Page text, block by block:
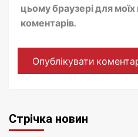
цьому браузері для
коментарів.
Стрічка новин